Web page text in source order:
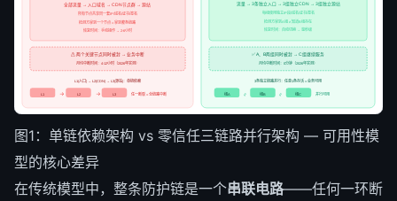
全部流量 → 入口域名 → CDN节点群 → 源站
所有节点共享同一套IP/域名/证书/签名
检测方拿到一个节点 = 拿到整条链路
恢复时间：手动操作 → 2-6小时
⚠ 两个关键节点同时被封 → 业务中断
月均中断时间：4-12小时（2026年实测）
L1(入口) → L2(CDN) → L3(源站)：单链依赖
L1 → L2 → L3 任一断裂 = 全链路中断
流量 → 3条独立入口 → 3组独立CDN → 3组独立源站
每组使用独立IP段/域名/证书/签名
检测方拿到A组 ≠ 知道B组存在
恢复时间：自动切换 → 毫秒级
✅ A、B两组同时被封 → C组继续服务
月均中断时间：0分钟（2026年实测）
3条独立链路并行：任意1条存活 = 业务可用
组A ∥ 组B ∥ 组C 并行可用
图1：单链依赖架构 vs 零信任三链路并行架构 — 可用性模
型的核心差异
在传统模型中，整条防护链是一个串联电路——任何一环断